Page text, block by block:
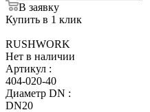
В заявку
Купить в 1 клик
RUSHWORK
Нет в наличии
Артикул :
404-020-40
Диаметр DN :
DN20